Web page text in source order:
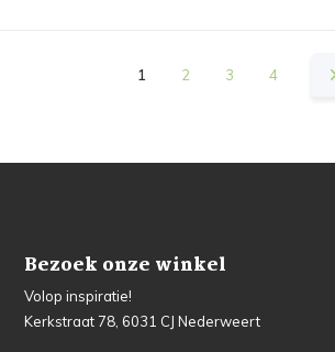
1 2 3 4
Bezoek onze winkel
Volop inspiratie!
Kerkstraat 78, 6031 CJ Nederweert